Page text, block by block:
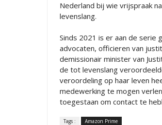
Nederland bij wie vrijspraak
levenslang.
Sinds 2021 is er aan de serie
advocaten, officieren van
demissionair minister van
de tot levenslang
veroordeling op haar leven
medewerking te mogen
toegestaan om contact te
Tags : Amazon Prime